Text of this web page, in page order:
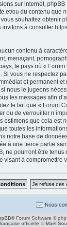
sur internet, phpBB
et/ou du contenu que
souhaitez obtenir
invitons à consulter
contenu à
menaçant,
le pays où «
vous ne respectez
et permanent et
nous le jugeons
les messages afin
le fait que « Forum
ou de verrouiller
estimons que cela est
toutes les
notre base de
à une tierce partie
ne pourront être tenus
visant à compromettre
Nous
® Forum Software ©
officielle ©Maël